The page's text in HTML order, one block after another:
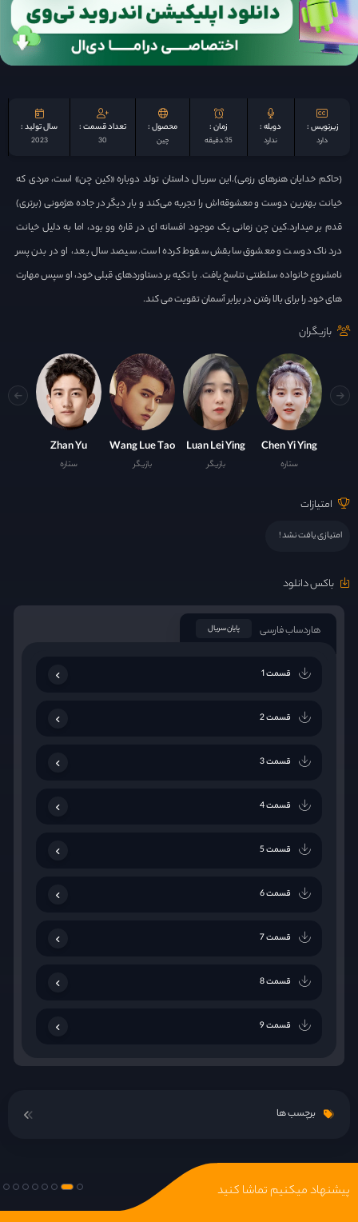
زیرنویس :
دارد
دوبله :
ندارد
زمان :
35 دقیقه
محصول :
چين
تعداد قسمت :
30
سال تولید :
2023
(حاکم خدایان هنرهای رزمی).این سریال داستان تولد دوباره «کین چن» است، مردی که
خیانت بهترین دوست و معشوقه‌اش را تجربه می‌کند و بار دیگر در جاده هژمونی (برتری)
قدم بر میدارد.کین چن زمانی یک موجود افسانه ای در قاره وو بود، اما به دلیل خیانت
دردناک دوست و معشوق سابقش سقوط کرده است. سیصد سال بعد، او در بدن پسر
نامشروع خانواده سلطنتی تناسخ یافت. با تکیه بر دستاوردهای قبلی خود، او سپس مهارت
های خود را برای بالا رفتن در برابر آسمان تقویت می کند.
بازیگران
Chen Yi Ying
ستاره
Luan Lei Ying
بازیگر
Wang Lue Tao
بازیگر
Zhan Yu
ستاره
امتیازات
امتیازی یافت نشد !
باکس دانلود
هاردساب فارسی پایان سریال
قسمت 1
قسمت 2
قسمت 3
قسمت 4
قسمت 5
قسمت 6
قسمت 7
قسمت 8
قسمت 9
قسمت 10
قسمت 11
برچسب ها
پیشنهاد میکنیم تماشا کنید